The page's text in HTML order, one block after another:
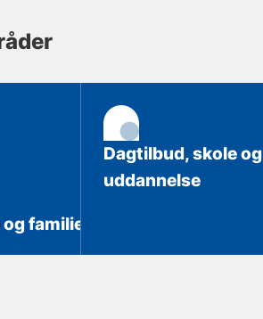
familie
Dagtilbud, skole og
uddannelse